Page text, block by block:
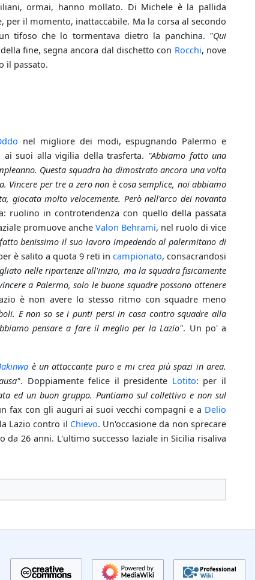
ormai, hanno mollato. Di Michele è la pallida
il momento, inattaccabile. Ma la corsa al secondo
tifoso che lo tormentava dietro la panchina. "Qui
fine, segna ancora dal dischetto con Rocchi, nove
il passato.
nel migliore dei modi, espugnando Palermo e
ai suoi alla vigilia della trasferta. "Abbiamo fatto una
Questa squadra ha dimostrato ancora una volta
Vincere per tre a zero non è cosa semplice, noi abbiamo
giocata molto velocemente. Però nell'arco dei novanta
ruolino in controtendenza con quello della passata
promuove anche Valon Behrami, nel ruolo di vice
benissimo il suo lavoro impedendo al palermitano di
è salito a quota 9 reti in campionato, consacrandosi
nelle ripartenze all'inizio, ma la squadra fisicamente
a Palermo, solo le buone squadre possono ottenere
è non avere lo stesso ritmo con squadre meno
E non so se i punti persi in casa contro squadre alla
pensare a fare il meglio per la Lazio". Un po' a
è un attaccante puro e mi crea più spazi in area.
. Doppiamente felice il presidente Lotito: per il
ed un buon gruppo. Puntiamo sul collettivo e non sul
fax con gli auguri ai suoi vecchi compagni e a Delio
Lazio contro il Chievo. Un'occasione da non sprecare
26 anni. L'ultimo successo laziale in Sicilia risaliva